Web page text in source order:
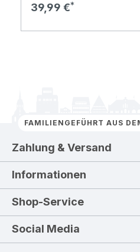
Regulärer Preis:
39,99 €
FAMILIENGEFÜHRT AUS
Zahlung & Versand
Informationen
Shop-Service
Social Media